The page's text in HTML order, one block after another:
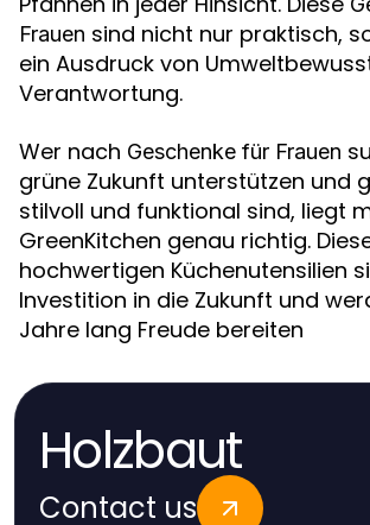
Frauen sind nicht nur praktisch,
ein Ausdruck von
Verantwortung.
Wer nach Geschenke für Frauen
grüne Zukunft unterstützen und
stilvoll und funktional sind, liegt
GreenKitchen genau richtig.
hochwertigen Küchenutensilien
Investition in die Zukunft und
Jahre lang Freude bereiten
Holzbaut
Contact us